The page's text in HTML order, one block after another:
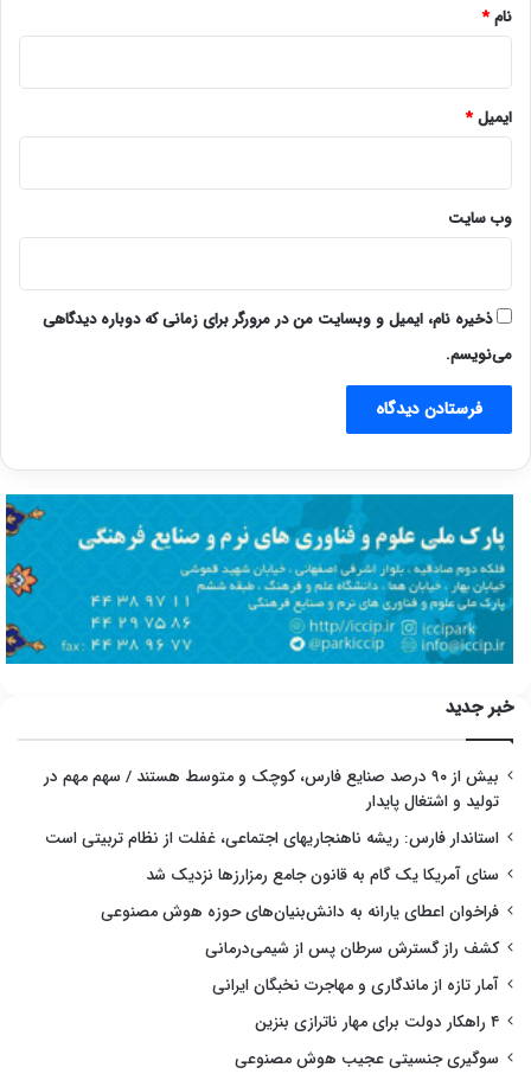
نام*
ایمیل*
وب‌ سایت
ذخیره نام، ایمیل و وبسایت من در مرورگر برای زمانی که دوباره دیدگاهی
می‌نویسم.
خبر جدید
بیش از ۹۰ درصد صنایع فارس، کوچک و متوسط هستند / سهم مهم در
تولید و اشتغال پایدار
استاندار فارس: ریشه ناهنجاریهای اجتماعی، غفلت از نظام تربیتی است
سنای آمریکا یک گام به قانون جامع رمزارزها نزدیک شد
فراخوان اعطای یارانه به دانش‌بنیان‌های حوزه هوش مصنوعی
کشف راز گسترش سرطان پس از شیمی‌درمانی
آمار تازه از ماندگاری و مهاجرت نخبگان ایرانی
۴ راهکار دولت برای مهار ناترازی بنزین
سوگیری جنسیتی عجیب هوش مصنوعی